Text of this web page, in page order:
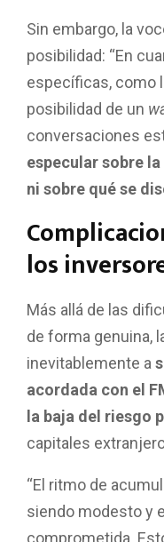
Sin embargo, la
posibilidad: “En
específicas, como
posibilidad de un
conversaciones
especular sobre
ni sobre qué se
los
Más allá de las
de forma genuina,
inevitablemente a
acordada con el
la baja del riesgo
capitales
“El ritmo de
siendo modesto y
comprometida.